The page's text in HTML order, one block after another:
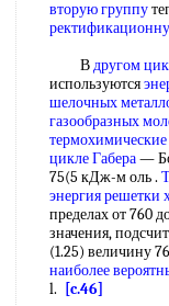
вторую группу
Вдругом
используются
шелочных
газообразных
цикле Габера—
75(5 кДж-м оль .
энергия решетки
пределах от 760
значения,
(1.25) величину
наиболее
l.
[c.46]